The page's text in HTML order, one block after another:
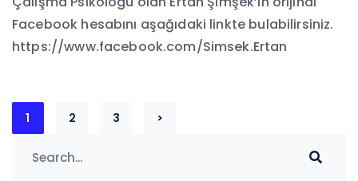
Facebook hesabını aşağıdaki linkte bulabilirsiniz.
https://www.facebook.com/Simsek.Ertan
Yazı
sayfalandırması
1 2 3 >